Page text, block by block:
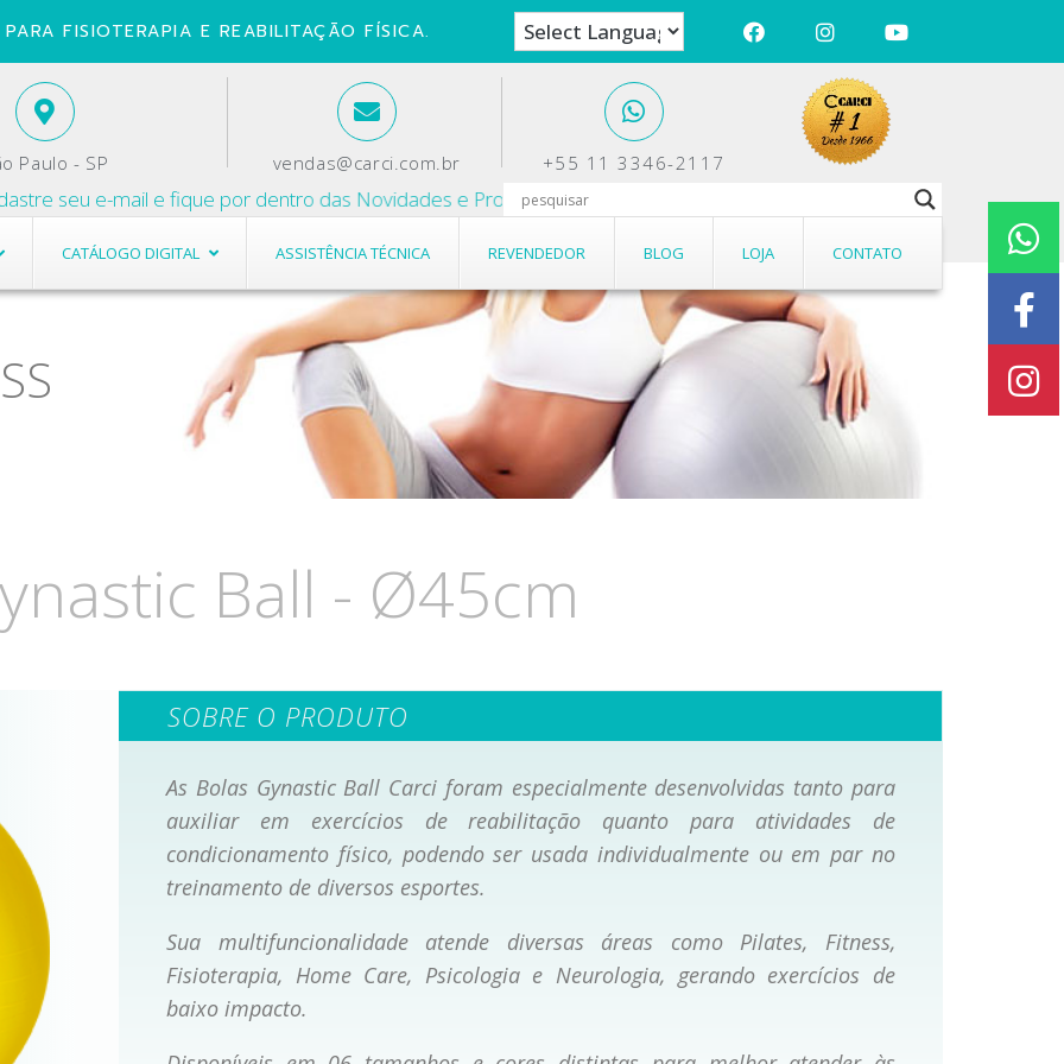
FISIOTERAPIA E REABILITAÇÃO FÍSICA.
Paulo - SP vendas@carci.com.br +55 11 3346-2117
mail e fique por dentro das Novidades e Promoções.
CATÁLOGO DIGITAL ASSISTÊNCIA TÉCNICA REVENDEDOR BLOG LOJA CONTATO
Ball - Ø45cm
SOBRE O PRODUTO
As Bolas Gynastic Ball Carci foram especialmente desenvolvidas tanto para
auxiliar em exercícios de reabilitação quanto para atividades de
condicionamento físico, podendo ser usada individualmente ou em par no
treinamento de diversos esportes.
Sua multifuncionalidade atende diversas áreas como Pilates, Fitness,
Fisioterapia, Home Care, Psicologia e Neurologia, gerando exercícios de
baixo impacto.